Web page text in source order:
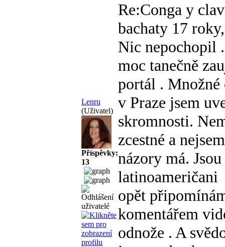
Lenru
(Uživatel)
Příspěvky:
13
Re:Conga y
bachaty 17
Nic nepochopil
moc tanečně
portál . Množné
v Praze jsem
skromnosti.
zcestné a
názory má.
latinoameričani
opět
komentářem
odnože . A